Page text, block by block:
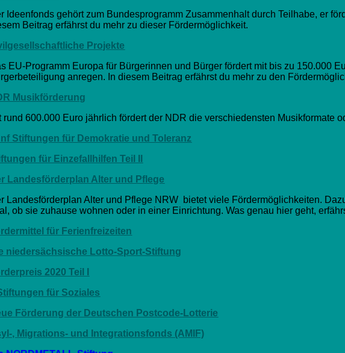
Ideenfonds gehört zum Bundesprogramm Zusammenhalt durch Teilhabe, er
Beitrag erfährst du mehr zu dieser Fördermöglichkeit.
Projekte
EU-Programm Europa für Bürgerinnen und Bürger fördert mit bis zu 150.000
anregen. In diesem Beitrag erfährst du mehr zu den
Musikförderung
rund 600.000 Euro jährlich fördert der NDR die verschiedensten Musikformate
Stiftungen für Demokratie und Toleranz
für Einzefallhilfen Teil II
Landesförderplan Alter und Pflege
Landesförderplan Alter und Pflege NRW bietet viele Fördermöglichkeiten.
ob sie zuhause wohnen oder in einer Einrichtung. Was genau hier geht,
für Ferienfreizeiten
niedersächsische Lotto-Sport-Stiftung
2020 Teil I
für Soziales
Förderung der Deutschen Postcode-Lotterie
, Migrations- und Integrationsfonds (AMIF)